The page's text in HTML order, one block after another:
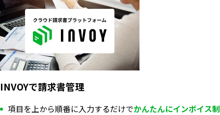
INVOYで請求書管理
項目を上から順番に入力するだけでかんたんにインボイス